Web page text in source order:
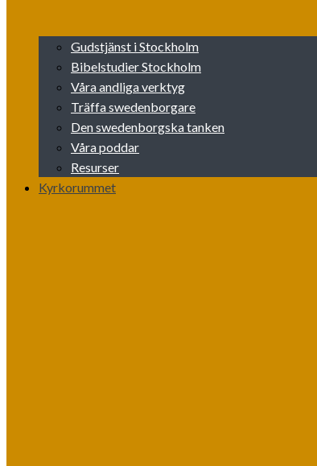
Gudstjänst i Stockholm
Bibelstudier Stockholm
Våra andliga verktyg
Träffa swedenborgare
Den swedenborgska tanken
Våra poddar
Resurser
Kyrkorummet